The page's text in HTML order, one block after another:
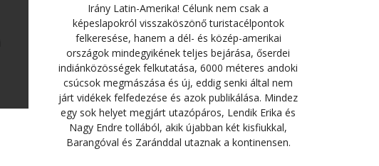
Irány Latin-Amerika! Célunk nem csak a
képeslapokról visszaköszönő turistacélpontok
felkeresése, hanem a dél- és közép-amerikai
országok mindegyikének teljes bejárása, őserdei
indiánközösségek felkutatása, 6000 méteres andoki
csúcsok megmászása és új, eddig senki által nem
járt vidékek felfedezése és azok publikálása. Mindez
egy sok helyet megjárt utazópáros, Lendik Erika és
Nagy Endre tollából, akik újabban két kisfiukkal,
Barangóval és Zaránddal utaznak a kontinensen.